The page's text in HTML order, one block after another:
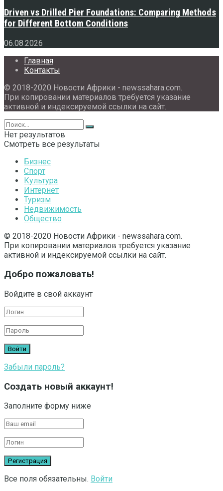
Driven vs Drilled Pier Foundations: Comparing Methods
for Different Bottom Conditions
06.08.2026
Главная
Контакты
© 2018-2020 Новости Африки - newssahara.com.
При копировании материалов требуется указание
активной и индексируемой ссылки на сайт.
Нет результатов
Смотреть все результаты
Бизнес
Спорт
Культура
Интернет
Туризм
Недвижимость
Общество
© 2018-2020 Новости Африки - newssahara.com.
При копировании материалов требуется указание
активной и индексируемой ссылки на сайт.
Добро пожаловать!
Войдите в свой аккаунт
Забыли пароль?
Создать новый аккаунт!
Заполните форму ниже
Все поля обязательны. Войти